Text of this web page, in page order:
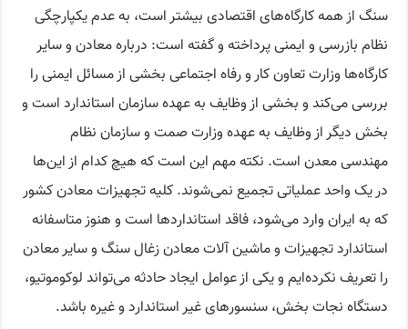
سنگ از همه کارگاه‌های اقتصادی بیشتر است، به عدم یکپارچگی
نظام بازرسی و ایمنی پرداخته و گفته است: درباره معادن و سایر
کارگاه‌ها وزارت تعاون کار و رفاه اجتماعی بخشی از مسائل ایمنی را
بررسی می‌کند و بخشی از وظایف به عهده سازمان استاندارد است و
بخش دیگر از وظایف به عهده وزارت صمت و سازمان نظام
مهندسی معدن است. نکته مهم این است که هیچ کدام از این‌ها
در یک واحد عملیاتی تجمیع نمی‌شوند. کلیه تجهیزات معادن کشور
که به ایران وارد می‌شود، فاقد استانداردها است و هنوز متاسفانه
استاندارد تجهیزات و ماشین آلات معادن زغال سنگ و سایر معادن
را تعریف نکرده‌ایم و یکی از عوامل ایجاد حادثه می‌تواند لوکوموتیو،
دستگاه نجات بخش، سنسورهای غیر استاندارد و غیره باشد.